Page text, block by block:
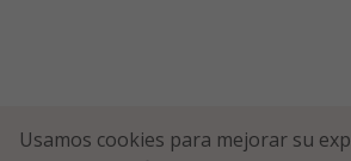
Usamos cookies para mejorar su